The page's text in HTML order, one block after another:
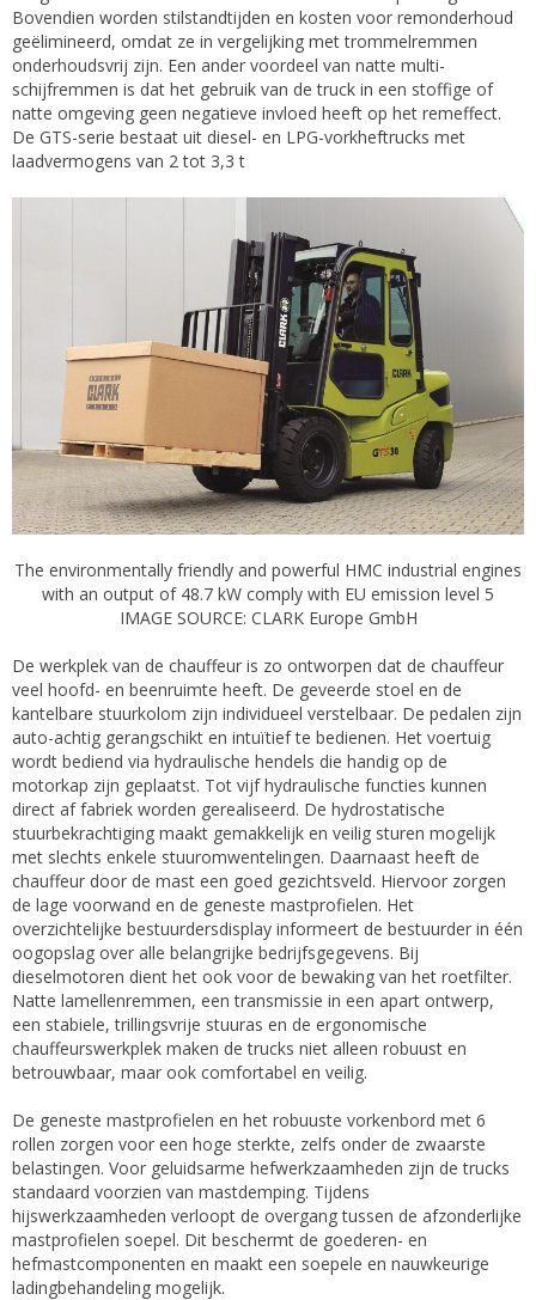
Bovendien worden stilstandtijden en kosten voor remonderhoud
geëlimineerd, omdat ze in vergelijking met trommelremmen
onderhoudsvrij zijn. Een ander voordeel van natte multi-
schijfremmen is dat het gebruik van de truck in een stoffige of
natte omgeving geen negatieve invloed heeft op het remeffect.
De GTS-serie bestaat uit diesel- en LPG-vorkheftrucks met
laadvermogens van 2 tot 3,3 t
The environmentally friendly and powerful HMC industrial engines
with an output of 48.7 kW comply with EU emission level 5
IMAGE SOURCE: CLARK Europe GmbH
De werkplek van de chauffeur is zo ontworpen dat de chauffeur
veel hoofd- en beenruimte heeft. De geveerde stoel en de
kantelbare stuurkolom zijn individueel verstelbaar. De pedalen zijn
auto-achtig gerangschikt en intuïtief te bedienen. Het voertuig
wordt bediend via hydraulische hendels die handig op de
motorkap zijn geplaatst. Tot vijf hydraulische functies kunnen
direct af fabriek worden gerealiseerd. De hydrostatische
stuurbekrachtiging maakt gemakkelijk en veilig sturen mogelijk
met slechts enkele stuuromwentelingen. Daarnaast heeft de
chauffeur door de mast een goed gezichtsveld. Hiervoor zorgen
de lage voorwand en de geneste mastprofielen. Het
overzichtelijke bestuurdersdisplay informeert de bestuurder in één
oogopslag over alle belangrijke bedrijfsgegevens. Bij
dieselmotoren dient het ook voor de bewaking van het roetfilter.
Natte lamellenremmen, een transmissie in een apart ontwerp,
een stabiele, trillingsvrije stuuras en de ergonomische
chauffeurswerkplek maken de trucks niet alleen robuust en
betrouwbaar, maar ook comfortabel en veilig.
De geneste mastprofielen en het robuuste vorkenbord met 6
rollen zorgen voor een hoge sterkte, zelfs onder de zwaarste
belastingen. Voor geluidsarme hefwerkzaamheden zijn de trucks
standaard voorzien van mastdemping. Tijdens
hijswerkzaamheden verloopt de overgang tussen de afzonderlijke
mastprofielen soepel. Dit beschermt de goederen- en
hefmastcomponenten en maakt een soepele en nauwkeurige
ladingbehandeling mogelijk.